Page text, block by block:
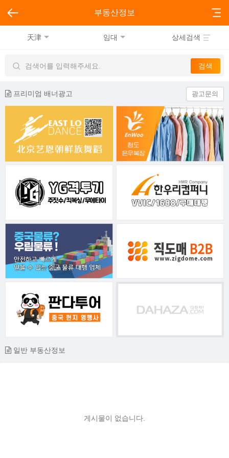
부동산정보
天津 임대 상세검색
프리미엄 배너광고 광고문의
일반 부동산정보
게시물이 없습니다.